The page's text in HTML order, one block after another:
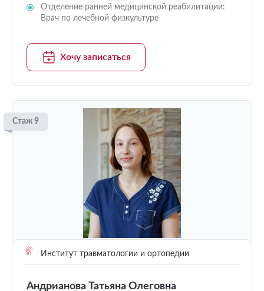
Отделение ранней медицинской реабилитации:
Врач по лечебной физкультуре
Хочу записаться
Стаж 9
Институт травматологии и ортопедии
Андрианова Татьяна Олеговна